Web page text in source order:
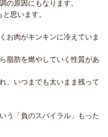
の原因にもなります。
思います。
お肉がキンキンに冷えていま
脂肪を燃やしていく性質があ
、いつまでも太いまま残って
う「負のスパイラル」もった